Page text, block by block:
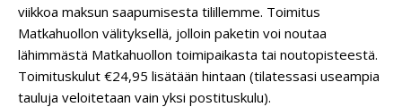
viikkoa maksun saapumisesta tilillemme. Toimitus
Matkahuollon välityksellä, jolloin paketin voi noutaa
lähimmästä Matkahuollon toimipaikasta tai noutopisteestä.
Toimituskulut €24,95 lisätään hintaan (tilatessasi useampia
tauluja veloitetaan vain yksi postituskulu).